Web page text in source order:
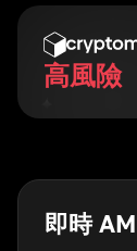
高風險
即時